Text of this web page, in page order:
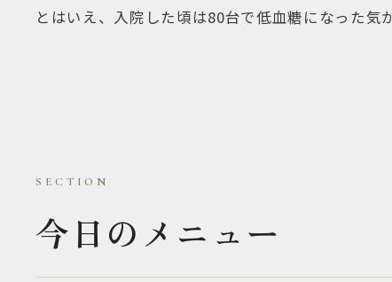
とはいえ、入院した頃は80台で低血糖になった気
今日のメニュー